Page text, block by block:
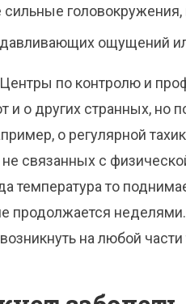
головокружения,
ощущений
Центры по контролю и
и о других странных, но
о регулярной
связанных с
температура то
продолжается
на любой